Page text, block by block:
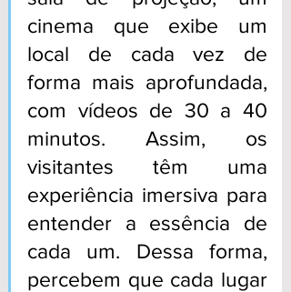
cinema que exibe um
local de cada vez de
forma mais aprofundada,
com vídeos de 30 a 40
minutos. Assim, os
visitantes têm uma
experiência imersiva para
entender a essência de
cada um. Dessa forma,
percebem que cada lugar